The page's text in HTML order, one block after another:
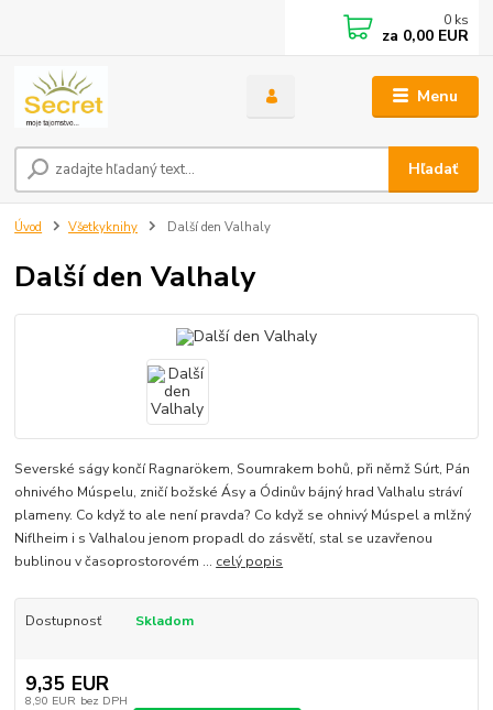
Menu
Hľadať
0 ks
za 0,00 EUR
Úvod Všetkyknihy Další den Valhaly
Další den Valhaly
Severské ságy končí Ragnarökem, Soumrakem bohů, při němž Súrt, Pán
ohnivého Múspelu, zničí božské Ásy a Ódinův bájný hrad Valhalu stráví
plameny. Co když to ale není pravda? Co když se ohnivý Múspel a mlžný
Niflheim i s Valhalou jenom propadl do zásvětí, stal se uzavřenou
bublinou v časoprostorovém ... celý popis
Dostupnosť Skladom
9,35 EUR
8,90 EUR bez DPH